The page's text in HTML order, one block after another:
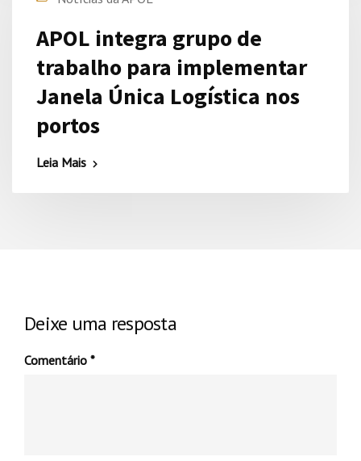
APOL integra grupo de
trabalho para implementar
Janela Única Logística nos
portos
Leia Mais
Deixe uma resposta
Comentário *